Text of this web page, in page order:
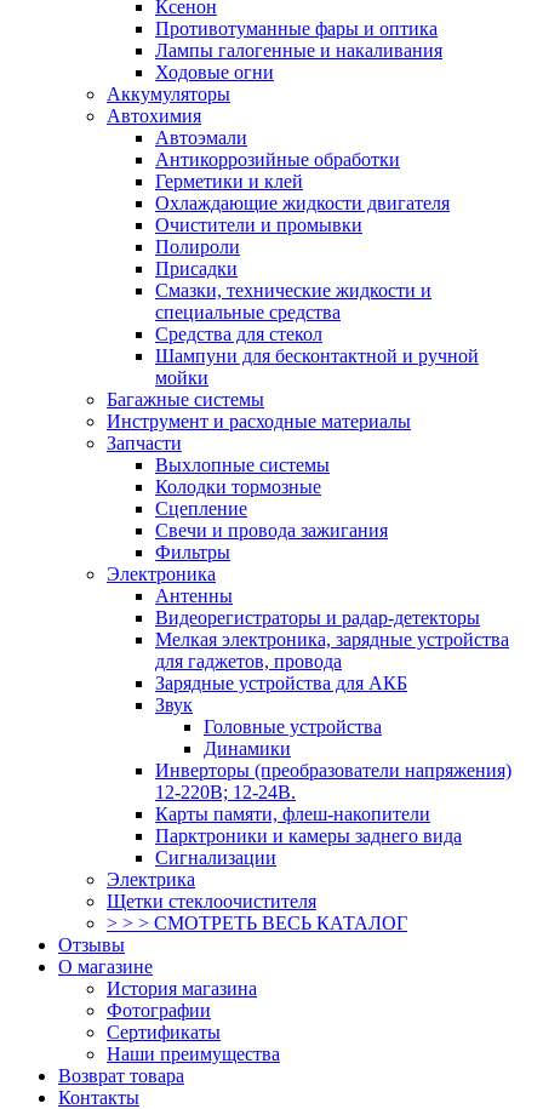
Ксенон
Противотуманные фары и оптика
Лампы галогенные и накаливания
Ходовые огни
Аккумуляторы
Автохимия
Автоэмали
Антикоррозийные обработки
Герметики и клей
Охлаждающие жидкости двигателя
Очистители и промывки
Полироли
Присадки
Смазки, технические жидкости и
специальные средства
Средства для стекол
Шампуни для бесконтактной и ручной
мойки
Багажные системы
Инструмент и расходные материалы
Запчасти
Выхлопные системы
Колодки тормозные
Сцепление
Свечи и провода зажигания
Фильтры
Электроника
Антенны
Видеорегистраторы и радар-детекторы
Мелкая электроника, зарядные устройства
для гаджетов, провода
Зарядные устройства для АКБ
Звук
Головные устройства
Динамики
Инверторы (преобразователи напряжения)
12-220В; 12-24В.
Карты памяти, флеш-накопители
Парктроники и камеры заднего вида
Сигнализации
Электрика
Щетки стеклоочистителя
> > > СМОТРЕТЬ ВЕСЬ КАТАЛОГ
Отзывы
О магазине
История магазина
Фотографии
Сертификаты
Наши преимущества
Возврат товара
Контакты